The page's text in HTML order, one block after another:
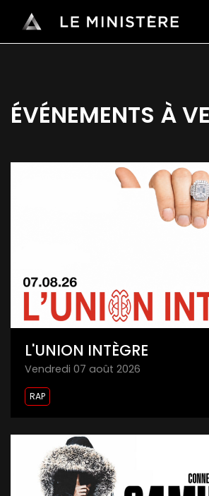
ÉVÉNEMENTS À
L'UNION INTÈGRE
vendredi 07 août 2026
RAP